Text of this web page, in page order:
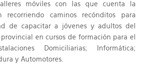
móviles con las que cuenta la
recorriendo caminos recónditos para
de capacitar a jóvenes y adultos del
en cursos de formación para el
Domiciliarias; Informática;
y Automotores.